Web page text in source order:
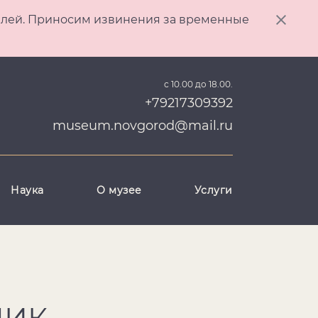
Приносим извинения за временные
с 10.00 до 18.00.
+79217309392
museum.novgorod@mail.ru
Наука О музее Услуги